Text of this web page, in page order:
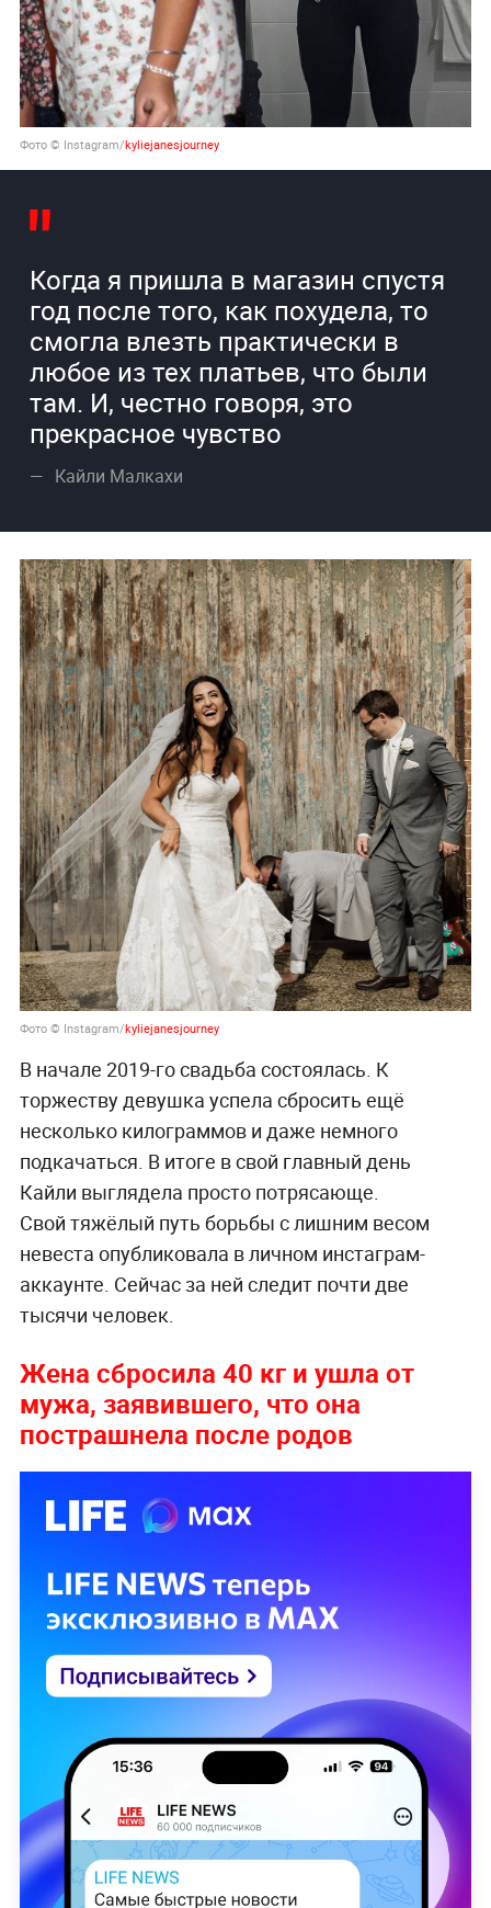
Фото © Instagram/kyliejanesjourney
Когда я пришла в магазин спустя
год после того, как похудела, то
смогла влезть практически в
любое из тех платьев, что были
там. И, честно говоря, это
прекрасное чувство
Кайли Малкахи
Фото © Instagram/kyliejanesjourney
В начале 2019-го свадьба состоялась. К
торжеству девушка успела сбросить ещё
несколько килограммов и даже немного
подкачаться. В итоге в свой главный день
Кайли выглядела просто потрясающе.
Свой тяжёлый путь борьбы с лишним весом
невеста опубликовала в личном инстаграм-
аккаунте. Сейчас за ней следит почти две
тысячи человек.
Жена сбросила 40 кг и ушла от
мужа, заявившего, что она
пострашнела после родов